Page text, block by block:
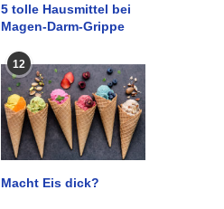
5 tolle Hausmittel bei
Magen-Darm-Grippe
12
Macht Eis dick?